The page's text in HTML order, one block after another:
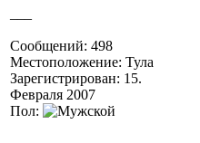
Сообщений: 498
Местоположение: Тула
Зарегистрирован: 15.
Февраля 2007
Пол: